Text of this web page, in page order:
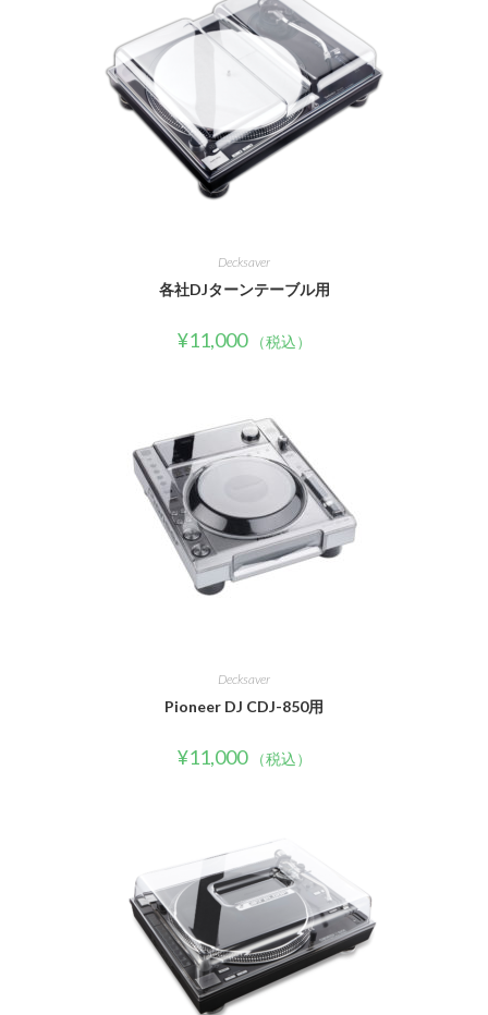
Decksaver
各社DJターンテーブル用
¥11,000 （税込）
Decksaver
Pioneer DJ CDJ-850用
¥11,000 （税込）